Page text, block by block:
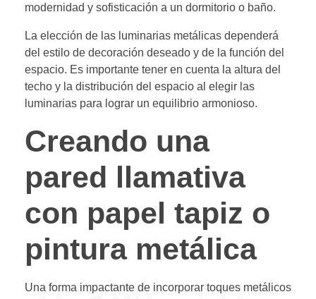
modernidad y sofisticación a un dormitorio o baño.
La elección de las luminarias metálicas dependerá
del estilo de decoración deseado y de la función del
espacio. Es importante tener en cuenta la altura del
techo y la distribución del espacio al elegir las
luminarias para lograr un equilibrio armonioso.
Creando una
pared llamativa
con papel tapiz o
pintura metálica
Una forma impactante de incorporar toques metálicos